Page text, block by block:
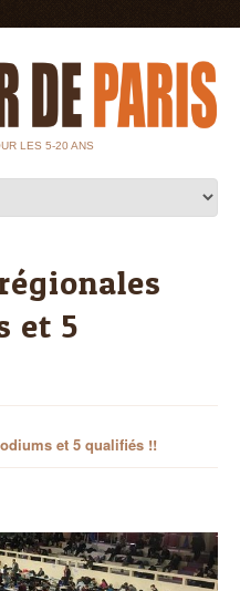
LES 5-20 ANS
et 5
et 5 qualifiés !!